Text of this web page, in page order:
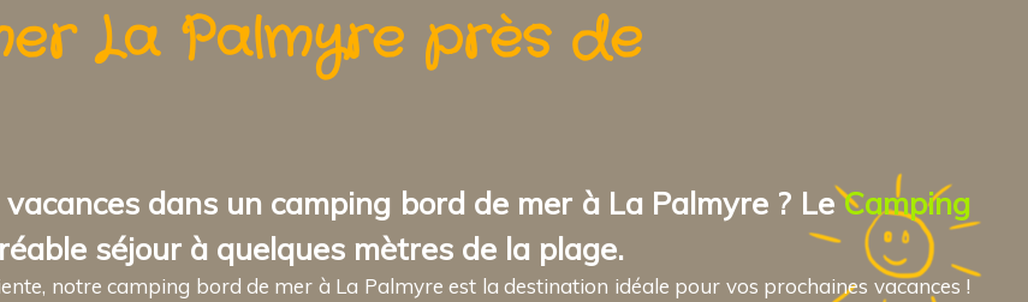
La Palmyre près de
dans un camping bord de mer à La Palmyre ? LeCamping
séjour à quelques mètres de la plage.
notre camping bord de mer à La Palmyre est la destination idéale pour vos prochaines vacances !